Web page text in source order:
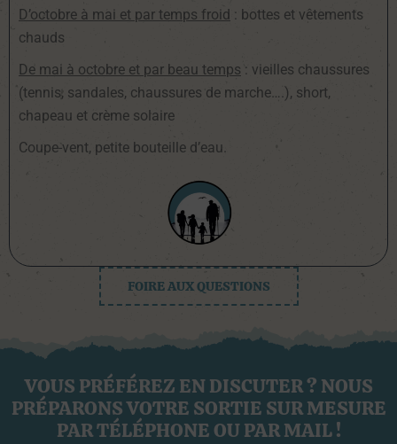
D’octobre à mai et par temps froid : bottes et vêtements
chauds
De mai à octobre et par beau temps : vieilles chaussures
(tennis, sandales, chaussures de marche….), short,
chapeau et crème solaire
Coupe-vent, petite bouteille d’eau.
FOIRE AUX QUESTIONS
VOUS PRÉFÉREZ EN DISCUTER ? NOUS
PRÉPARONS VOTRE SORTIE SUR MESURE
PAR TÉLÉPHONE OU PAR MAIL !